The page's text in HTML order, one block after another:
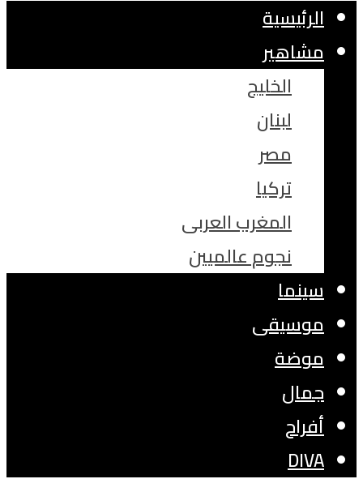
الرئيسية
مشاهير
الخليج
لبنان
مصر
تركيا
المغرب العربى
نجوم عالميين
سينما
موسيقى
موضة
جمال
أفراح
DIVA